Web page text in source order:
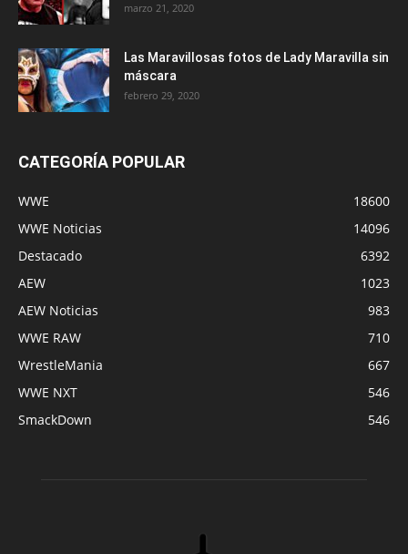
marzo 21, 2020
Las Maravillosas fotos de Lady Maravilla sin
máscara
febrero 29, 2020
CATEGORÍA POPULAR
WWE
18600
WWE Noticias
14096
Destacado
6392
AEW
1023
AEW Noticias
983
WWE RAW
710
WrestleMania
667
WWE NXT
546
SmackDown
546